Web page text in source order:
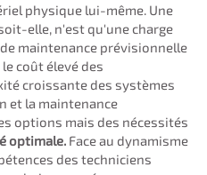
physique lui-même. Une
elle, n'est qu'une charge
maintenance prévisionnelle
coût élevé des
croissante des systèmes
et la maintenance
options mais des nécessités
optimale. Face au dynamisme
des techniciens